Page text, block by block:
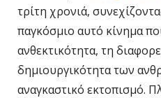
τρίτη χρονιά,
παγκόσμιο αυτό κίνημα
ανθεκτικότητα, τη
δημιουργικότητα των
αναγκαστικό εκτοπισμό.